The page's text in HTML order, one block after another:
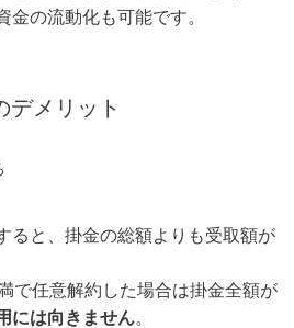
金の流動化も可能です。
デメリット
ると、掛金の総額よりも受取額が
で任意解約した場合は掛金全額が
には向きません。